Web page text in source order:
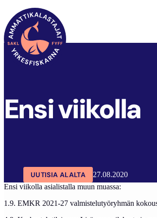
SAKL ARTIKKELIT
Ensi viikolla
UUTISIA ALALTA
27.08.2020
Ensi viikolla asialistalla muun muassa:
1.9. EMKR 2021-27 valmistelutyöryhmän